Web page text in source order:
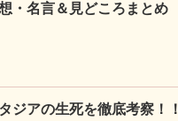
・名言＆見どころまとめ
ジアの生死を徹底考察！！